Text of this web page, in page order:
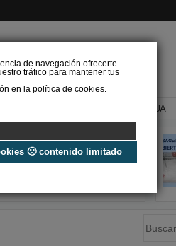
de navegación ofrecerte
tráfico para mantener tus
en la política de cookies.
🙁 contenido limitado
BAÑO Y AGUA
Verifactu en
climatización: qué le va a
exigir la ley a tu
u